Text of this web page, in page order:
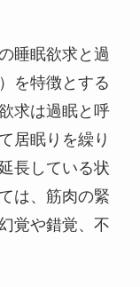
睡眠欲求と過
を特徴とする
求は過眠と呼
居眠りを繰り
長している状
は、筋肉の緊
覚や錯覚、不